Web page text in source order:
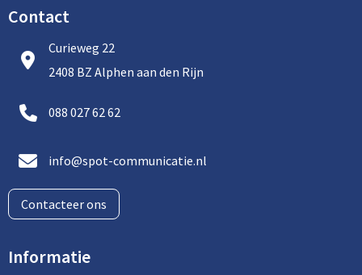
Contact
Curieweg 22
2408 BZ Alphen aan den Rijn
088 027 62 62
info@spot-communicatie.nl
Contacteer ons
Informatie